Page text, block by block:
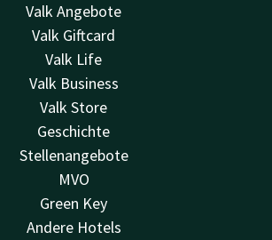
Valk Angebote
Valk Giftcard
Valk Life
Valk Business
Valk Store
Geschichte
Stellenangebote
MVO
Green Key
Andere Hotels